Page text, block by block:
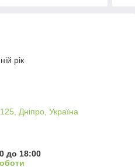
рік
Дніпро, Україна
до 18:00